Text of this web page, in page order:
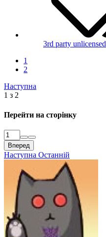
3rd party unlicensed
1
2
Наступна
1 з 2
Перейти на сторінку
Вперед
Наступна Останній